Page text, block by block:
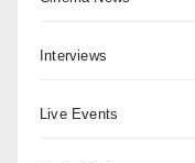
Interviews
Live Events